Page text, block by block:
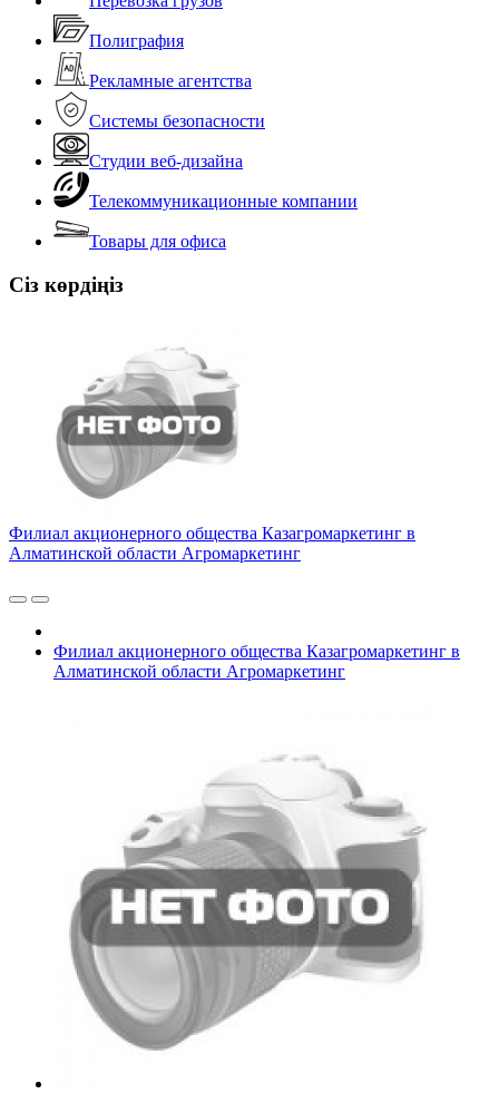
Полиграфия
Рекламные агентства
Системы безопасности
Студии веб-дизайна
Телекоммуникационные компании
Товары для офиса
Сіз көрдіңіз
Филиал акционерного общества Казагромаркетинг в
Алматинской области Агромаркетинг
Филиал акционерного общества Казагромаркетинг в
Алматинской области Агромаркетинг